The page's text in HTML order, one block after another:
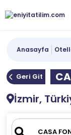
Anasayfa
Geri Git
İzmir,